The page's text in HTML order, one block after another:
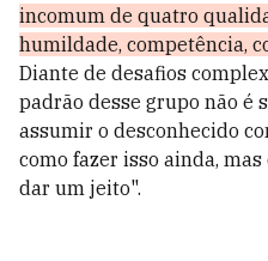
incomum de quatro
humildade, competência,
Diante de desafios
padrão desse grupo não é
assumir o desconhecido
como fazer isso ainda,
dar um jeito".